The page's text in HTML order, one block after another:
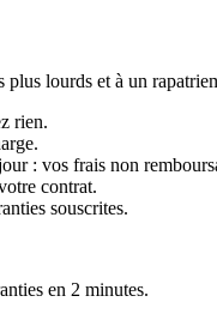
lourds et à un
rien.
: vos frais non
contrat.
souscrites.
en 2 minutes.